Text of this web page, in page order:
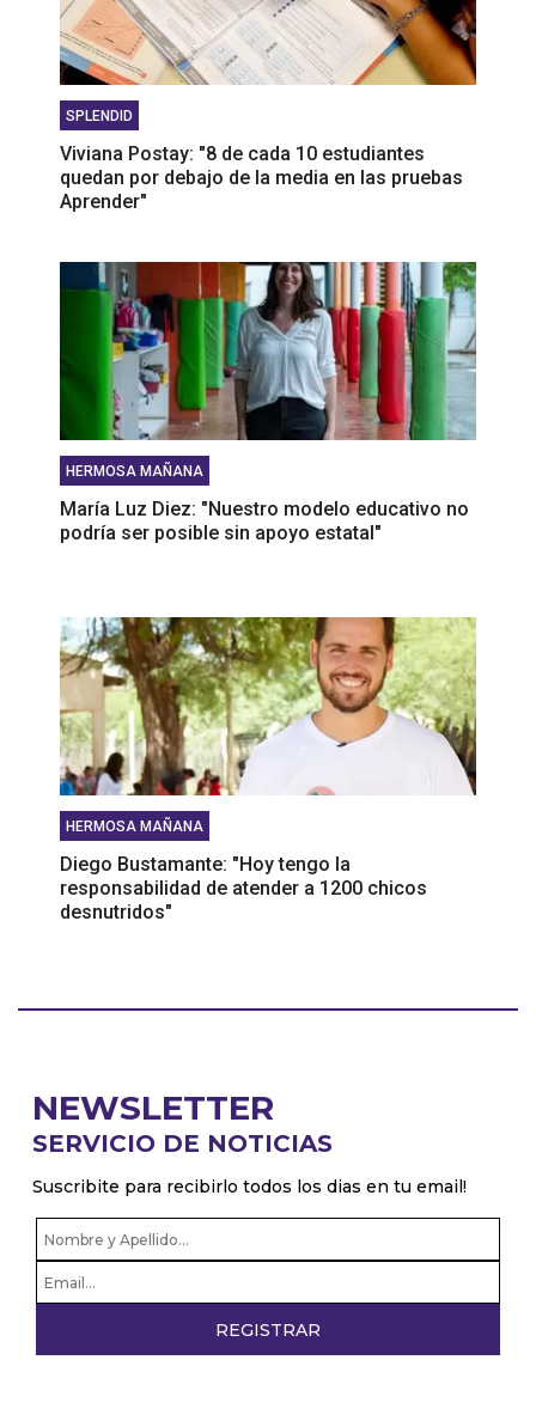
SPLENDID
Viviana Postay: "8 de cada 10 estudiantes
quedan por debajo de la media en las pruebas
Aprender"
HERMOSA MAÑANA
María Luz Diez: "Nuestro modelo educativo no
podría ser posible sin apoyo estatal"
HERMOSA MAÑANA
Diego Bustamante: "Hoy tengo la
responsabilidad de atender a 1200 chicos
desnutridos"
NEWSLETTER
SERVICIO DE NOTICIAS
Suscribite para recibirlo todos los dias en tu email!